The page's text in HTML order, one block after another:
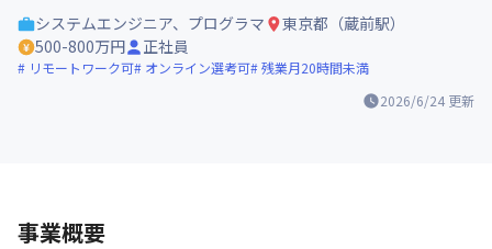
2026/6/24 更新
システムエンジニア、プログラマ
東京都（蔵前駅）
500-800万円
正社員
リモートワーク可 オンライン選考可 残業月20時間未満
事業概要